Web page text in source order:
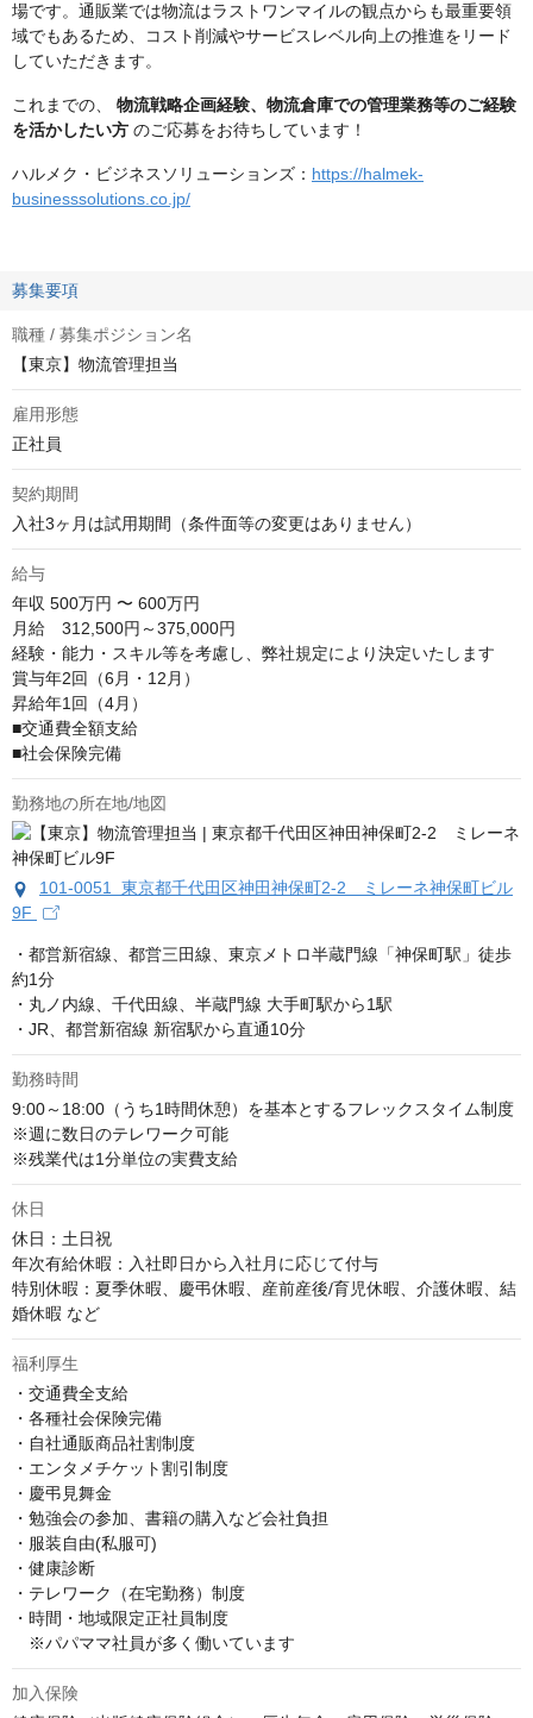
場です。通販業では物流はラストワンマイルの観点からも最重要領
域でもあるため、コスト削減やサービスレベル向上の推進をリード
していただきます。
これまでの、 物流戦略企画経験、物流倉庫での管理業務等のご経験
を活かしたい方 のご応募をお待ちしています！
ハルメク・ビジネスソリューションズ： https://halmek-
businesssolutions.co.jp/
募集要項
職種 / 募集ポジション名
【東京】物流管理担当
雇用形態
正社員
契約期間
入社3ヶ月は試用期間（条件面等の変更はありません）
給与
年収 500万円 〜 600万円
月給　312,500円～375,000円
経験・能力・スキル等を考慮し、弊社規定により決定いたします
賞与年2回（6月・12月）
昇給年1回（4月）
■交通費全額支給
■社会保険完備
勤務地の所在地/地図
101-0051 東京都千代田区神田神保町2-2 ミレーネ神保町ビル
9F
・都営新宿線、都営三田線、東京メトロ半蔵門線「神保町駅」徒歩
約1分
・丸ノ内線、千代田線、半蔵門線 大手町駅から1駅
・JR、都営新宿線 新宿駅から直通10分
勤務時間
9:00～18:00（うち1時間休憩）を基本とするフレックスタイム制度
※週に数日のテレワーク可能
※残業代は1分単位の実費支給
休日
休日：土日祝
年次有給休暇：入社即日から入社月に応じて付与
特別休暇：夏季休暇、慶弔休暇、産前産後/育児休暇、介護休暇、結
婚休暇 など
福利厚生
・交通費全支給
・各種社会保険完備
・自社通販商品社割制度
・エンタメチケット割引制度
・慶弔見舞金
・勉強会の参加、書籍の購入など会社負担
・服装自由(私服可)
・健康診断
・テレワーク（在宅勤務）制度
・時間・地域限定正社員制度
※パパママ社員が多く働いています
加入保険